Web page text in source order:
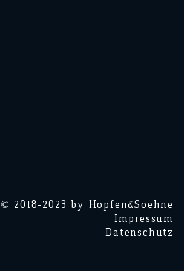
© 2018-2023 by Hopfen&Soehne
Impressum
Datenschutz